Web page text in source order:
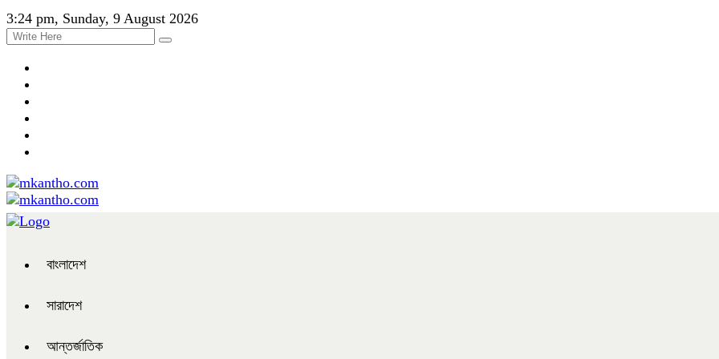
3:24 pm, Sunday, 9 August 2026
বাংলাদেশ
সারাদেশ
আন্তর্জাতিক